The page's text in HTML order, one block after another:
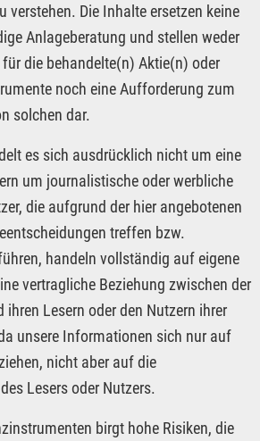
verstehen. Die Inhalte ersetzen keine
Anlageberatung und stellen weder
die behandelte(n) Aktie(n) oder
noch eine Aufforderung zum
solchen dar.
es sich ausdrücklich nicht um eine
um journalistische oder werbliche
die aufgrund der hier angebotenen
treffen bzw.
handeln vollständig auf eigene
vertragliche Beziehung zwischen der
ihren Lesern oder den Nutzern ihrer
unsere Informationen sich nur auf
nicht aber auf die
Lesers oder Nutzers.
birgt hohe Risiken, die